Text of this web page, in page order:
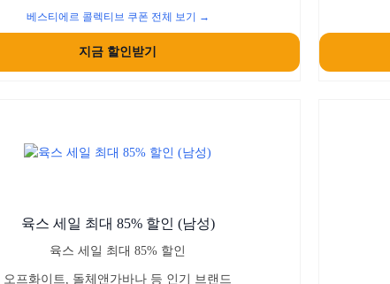
베스티에르 콜렉티브 쿠폰 전체 보기 →
지금 할인받기
육스 세일 최대 85% 할인 (남성)
육스 세일 최대 85% 할인
오프화이트, 돌체앤가바나 등 인기 브랜드